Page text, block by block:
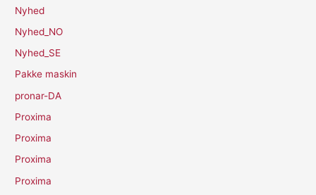
Nyhed
Nyhed_NO
Nyhed_SE
Pakke maskin
pronar-DA
Proxima
Proxima
Proxima
Proxima